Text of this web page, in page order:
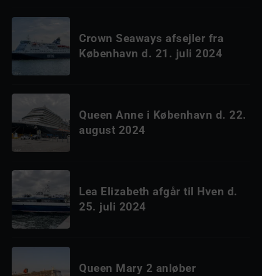
Crown Seaways afsejler fra
København d. 21. juli 2024
Queen Anne i København d. 22.
august 2024
Lea Elizabeth afgår til Hven d.
25. juli 2024
Queen Mary 2 anløber